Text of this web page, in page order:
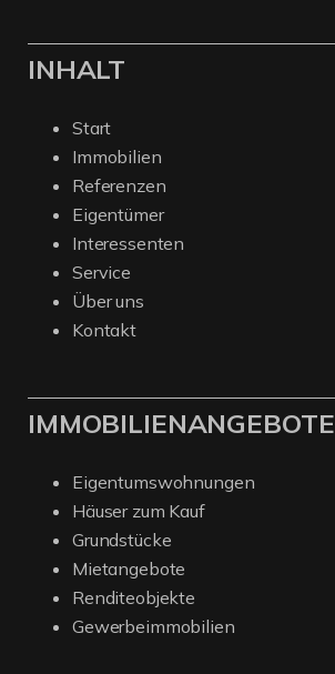
INHALT
Start
Immobilien
Referenzen
Eigentümer
Interessenten
Service
Über uns
Kontakt
IMMOBILIENANGEBOTE
Eigentumswohnungen
Häuser zum Kauf
Grundstücke
Mietangebote
Renditeobjekte
Gewerbeimmobilien